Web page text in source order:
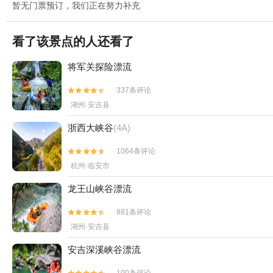
暂无门票预订，我们正在努力补充
看了该景点的人还看了
将军关探险漂流


337条评论
湖州·安吉县
浙西大峡谷(4A)


1064条评论
杭州·临安市
龙王山峡谷漂流


881条评论
湖州·安吉县
安吉深溪峡谷漂流